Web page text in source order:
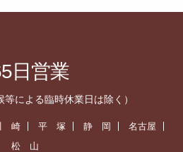
日営業
等による臨時休業日は除く）
崎 平 塚 静 岡
名古屋
松 山